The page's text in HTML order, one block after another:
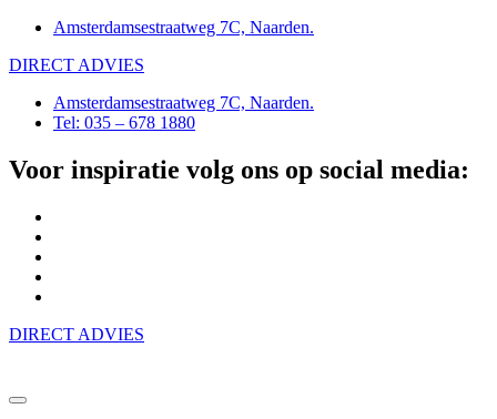
Amsterdamsestraatweg 7C, Naarden.
DIRECT ADVIES
Amsterdamsestraatweg 7C, Naarden.
Tel: 035 – 678 1880
Voor inspiratie volg ons op social media:
DIRECT ADVIES